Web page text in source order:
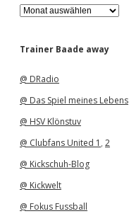
A
r
h
Trainer Baade away
@ DRadio
@ Das Spiel meines Lebens
@ HSV Klönstuv
@ Clubfans United 1 , 2
@ Kickschuh-Blog
@ Kickwelt
@ Fokus Fussball